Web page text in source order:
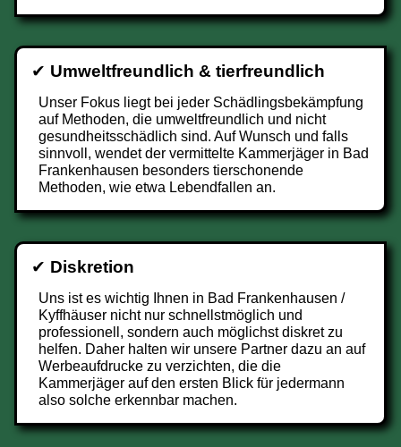
✔ Umweltfreundlich & tierfreundlich
Unser Fokus liegt bei jeder Schädlingsbekämpfung
auf Methoden, die umweltfreundlich und nicht
gesundheitsschädlich sind. Auf Wunsch und falls
sinnvoll, wendet der vermittelte Kammerjäger in Bad
Frankenhausen besonders tierschonende
Methoden, wie etwa Lebendfallen an.
✔ Diskretion
Uns ist es wichtig Ihnen in Bad Frankenhausen /
Kyffhäuser nicht nur schnellstmöglich und
professionell, sondern auch möglichst diskret zu
helfen. Daher halten wir unsere Partner dazu an auf
Werbeaufdrucke zu verzichten, die die
Kammerjäger auf den ersten Blick für jedermann
also solche erkennbar machen.